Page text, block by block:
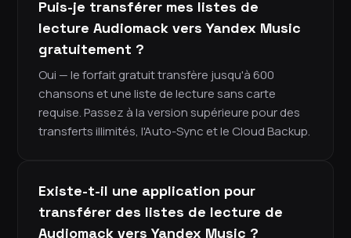
Puis-je transférer mes listes de
lecture Audiomack vers Yandex Music
gratuitement ?
Oui — le forfait gratuit transfère jusqu'à 600
chansons et une liste de lecture sans carte
requise. Passez à la version supérieure pour des
transferts illimités, l'Auto-Sync et le Cloud Backup.
Existe-t-il une application pour
transférer des listes de lecture de
Audiomack vers Yandex Music ?